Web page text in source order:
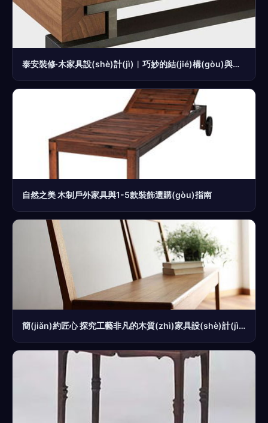
泰安裝修·木家具設(shè)計(jì)︱巧妙的結(jié)構(gòu)與木制家具的魅力
自然之美 木制戶外家具與1-5款裝飾選購(gòu)指南
簡(jiǎn)約匠心 探究工藝非凡的木質(zhì)家具設(shè)計(jì)之美